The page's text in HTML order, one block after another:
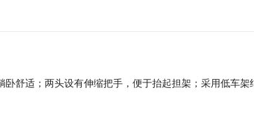
舒适；两头设有伸缩把手，便于抬起担架；采用低车架